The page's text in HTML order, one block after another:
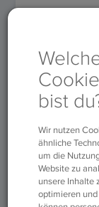
Für Lehrkräfte»